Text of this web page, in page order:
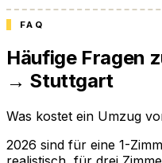
FAQ
Häufige Fragen
→ Stuttgart
Was kostet ein Umzug
2026 sind für eine 1-